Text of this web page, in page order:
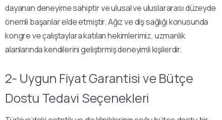
dayanan deneyime sahiptir ve ulusal ve uluslararası düzeyde
önemli başarılar elde etmiştir. Ağız ve diş sağlığı konusunda
kongre ve çalıştaylara katılan hekimlerimiz, uzmanlık
alanlarında kendilerini geliştirmiş deneyimli kişilerdir.
2- Uygun Fiyat Garantisi ve Bütçe
Dostu Tedavi Seçenekleri